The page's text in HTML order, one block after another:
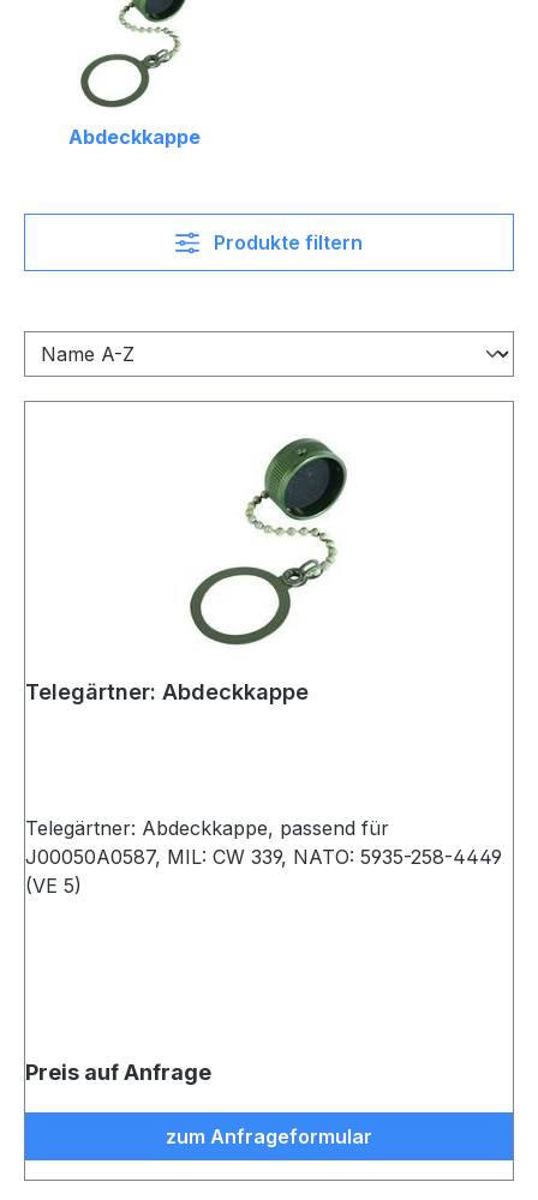
Abdeckkappe
Produkte filtern
Telegärtner: Abdeckkappe
Telegärtner: Abdeckkappe, passend für
J00050A0587, MIL: CW 339, NATO: 5935-258-4449
(VE 5)
Preis auf Anfrage
zum Anfrageformular